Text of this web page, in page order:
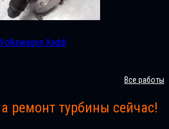
Kaddi
Все работы
ремонт турбины сейчас!